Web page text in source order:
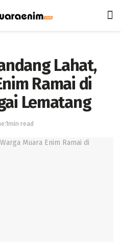
Lahat,
Ramai di
Lematang
read